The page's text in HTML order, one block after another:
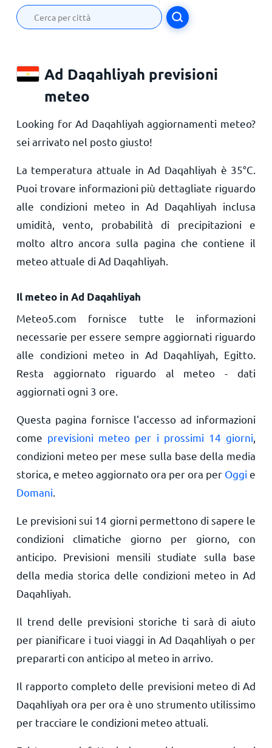
Ad Daqahliyah previsioni
meteo
Looking for Ad Daqahliyah aggiornamenti meteo?
sei arrivato nel posto giusto!
La temperatura attuale in Ad Daqahliyah è 35°C
Puoi trovare informazioni più dettagliate riguardo
alle condizioni meteo in Ad Daqahliyah inclusa
umidità, vento, probabilità di precipitazioni e
molto altro ancora sulla pagina che contiene il
meteo attuale di Ad Daqahliyah.
Il meteo in Ad Daqahliyah
Meteo5.com fornisce tutte le informazioni
necessarie per essere sempre aggiornati riguardo
alle condizioni meteo in Ad Daqahliyah, Egitto.
Resta aggiornato riguardo al meteo - dati
aggiornati ogni 3 ore.
Questa pagina fornisce l'accesso ad informazioni
come previsioni meteo per i prossimi 14 giorni
condizioni meteo per mese sulla base della media
storica, e meteo aggiornato ora per ora per Oggi e
Domani
Le previsioni sui 14 giorni permettono di sapere le
condizioni climatiche giorno per giorno, con
anticipo. Previsioni mensili studiate sulla base
della media storica delle condizioni meteo in Ad
Daqahliyah.
Il trend delle previsioni storiche ti sarà di aiuto
per pianificare i tuoi viaggi in Ad Daqahliyah o per
prepararti con anticipo al meteo in arrivo.
Il rapporto completo delle previsioni meteo di Ad
Daqahliyah ora per ora è uno strumento utilissimo
per tracciare le condizioni meteo attuali.